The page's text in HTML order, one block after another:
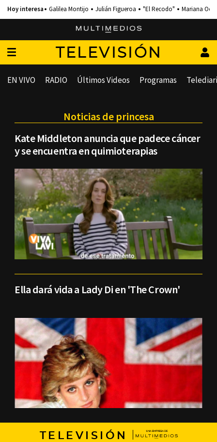
Galilea Montijo Julián Figueroa "El Recodo" Mariana
TELEVISIÓN
EN VIVO RADIO Últimos Videos Programas
Noticias de princesa
Kate Middleton anuncia que padece cáncer
y se encuentra en quimioterapias
Ella dará vida a Lady Di en 'The Crown'
TELEVISIÓN